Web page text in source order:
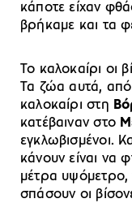
κάποτε είχαν
βρήκαμε και τα
Το καλοκαίρι οι
Τα ζώα αυτά, από
καλοκαίρι στη
κατέβαιναν στο
εγκλωβισμένοι.
κάνουν είναι να
μέτρα υψόμετρο,
σπάσουν οι